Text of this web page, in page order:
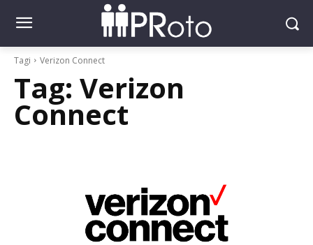
Tagi Verizon Connect
Tag: Verizon
Connect